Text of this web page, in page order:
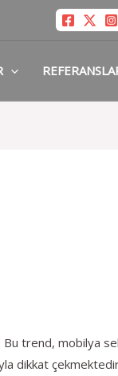
Bu trend, mobilya
dikkat